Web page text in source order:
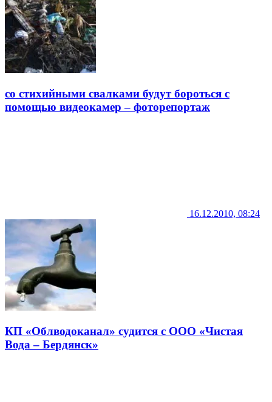
со стихийными свалками будут бороться с
помощью видеокамер – фоторепортаж
16.12.2010, 08:24
КП «Облводоканал» судится с ООО «Чистая
Вода – Бердянск»